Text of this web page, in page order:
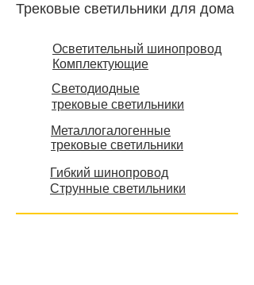
Трековые светильники для дома
Осветительный шинопровод
Комплектующие
Светодиодные
трековые светильники
Металлогалогенные
трековые светильники
Гибкий шинопровод
Струнные светильники